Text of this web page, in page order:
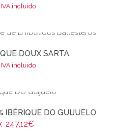
IVA incluido
DOUX SARTA
IVA incluido
IBÉRIQUE DO GUIJUELO
247,12€